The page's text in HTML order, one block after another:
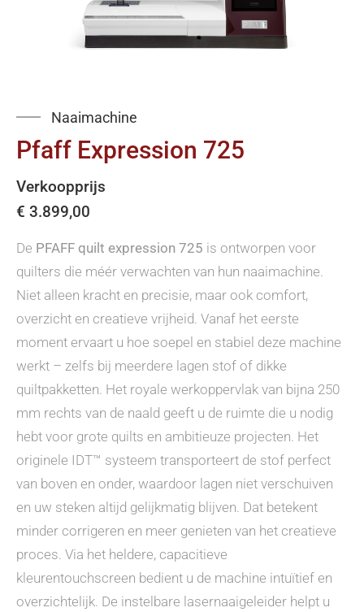
Naaimachine
Pfaff Expression 725
Verkoopprijs
€ 3.899,00
De PFAFF quilt expression 725 is ontworpen voor
quilters die méér verwachten van hun naaimachine.
Niet alleen kracht en precisie, maar ook comfort,
overzicht en creatieve vrijheid. Vanaf het eerste
moment ervaart u hoe soepel en stabiel deze machine
werkt – zelfs bij meerdere lagen stof of dikke
quiltpakketten. Het royale werkoppervlak van bijna 250
mm rechts van de naald geeft u de ruimte die u nodig
hebt voor grote quilts en ambitieuze projecten. Het
originele IDT™ systeem transporteert de stof perfect
van boven en onder, waardoor lagen niet verschuiven
en uw steken altijd gelijkmatig blijven. Dat betekent
minder corrigeren en meer genieten van het creatieve
proces. Via het heldere, capacitieve
kleurentouchscreen bedient u de machine intuïtief en
overzichtelijk. De instelbare lasernaaigeleider helpt u